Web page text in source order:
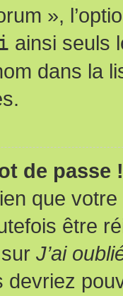
»,
ainsi seuls
dans la
de passe !
que
être
J’ai
devriez